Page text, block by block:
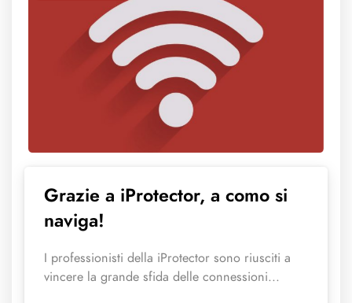
Grazie a iProtector, a como si
naviga!
I professionisti della iProtector sono riusciti a
vincere la grande sfida delle connessioni...